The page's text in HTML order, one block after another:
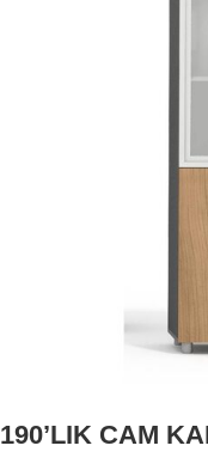
190’LIK CAM